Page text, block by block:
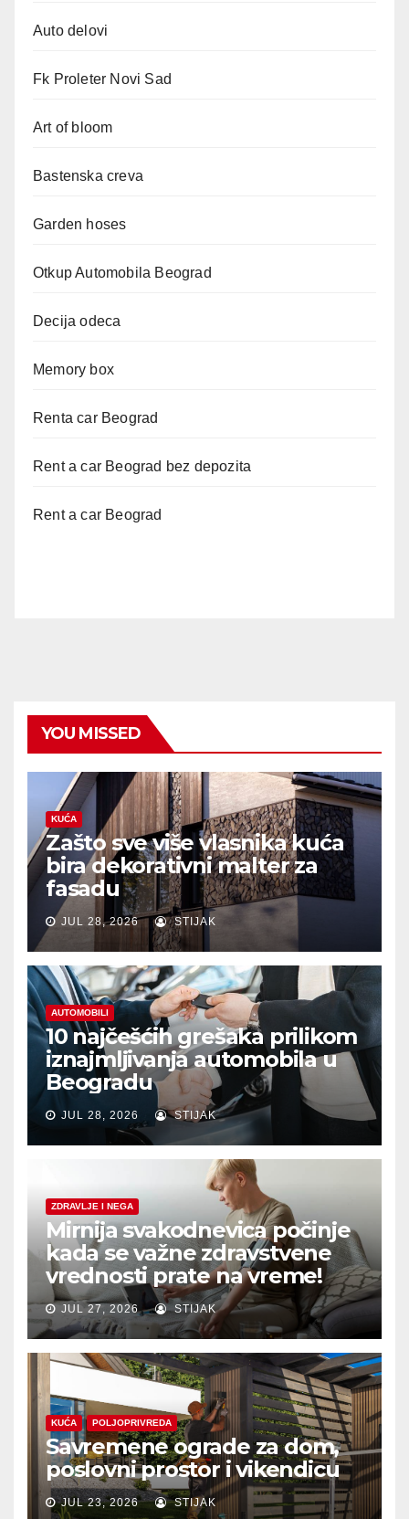
Auto delovi
Fk Proleter Novi Sad
Art of bloom
Bastenska creva
Garden hoses
Otkup Automobila Beograd
Decija odeca
Memory box
Renta car Beograd
Rent a car Beograd bez depozita
Rent a car Beograd
YOU MISSED
KUĆA
Zašto sve više vlasnika kuća
bira dekorativni malter za
fasadu
JUL 28, 2026 STIJAK
AUTOMOBILI
10 najčešćih grešaka prilikom
iznajmljivanja automobila u
Beogradu
JUL 28, 2026 STIJAK
ZDRAVLJE I NEGA
Mirnija svakodnevica počinje
kada se važne zdravstvene
vrednosti prate na vreme!
JUL 27, 2026 STIJAK
KUĆA POLJOPRIVREDA
Savremene ograde za dom,
poslovni prostor i vikendicu
JUL 23, 2026 STIJAK